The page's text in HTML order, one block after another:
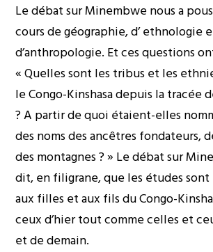
Le débat sur Minembwe nous a
cours de géographie, d’ ethnologie
d’anthropologie. Et ces questions
« Quelles sont les tribus et les
le Congo-Kinshasa depuis la tracée
? A partir de quoi étaient-elles
des noms des ancêtres fondateurs,
des montagnes ? » Le débat sur
dit, en filigrane, que les études
aux filles et aux fils du Congo-
ceux d’hier tout comme celles et
et de demain.